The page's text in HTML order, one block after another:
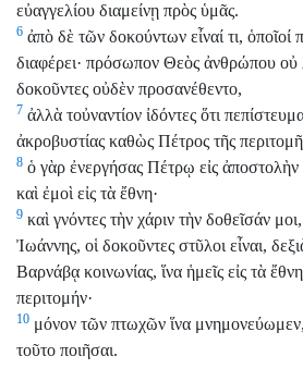
εὐαγγελίου διαμείνῃ πρὸς ὑμᾶς.
6 ἀπὸ δὲ τῶν δοκούντων εἶναί τι, ὁποῖοί
διαφέρει· πρόσωπον Θεὸς ἀνθρώπου οὐ
δοκοῦντες οὐδὲν προσανέθεντο,
7 ἀλλὰ τοὐναντίον ἰδόντες ὅτι
ἀκροβυστίας καθὼς Πέτρος τῆς
8 ὁ γὰρ ἐνεργήσας Πέτρῳ εἰς ἀποστολὴν
καὶ ἐμοὶ εἰς τὰ ἔθνη·
9 καὶ γνόντες τὴν χάριν τὴν δοθεῖσάν
Ἰωάννης, οἱ δοκοῦντες στῦλοι εἶναι,
Βαρνάβᾳ κοινωνίας, ἵνα ἡμεῖς εἰς τὰ
περιτομήν·
10 μόνον τῶν πτωχῶν ἵνα
τοῦτο ποιῆσαι.